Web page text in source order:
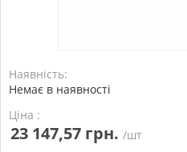
Наявність:
Немає в наявності
Ціна :
23 147,57 грн. /шт